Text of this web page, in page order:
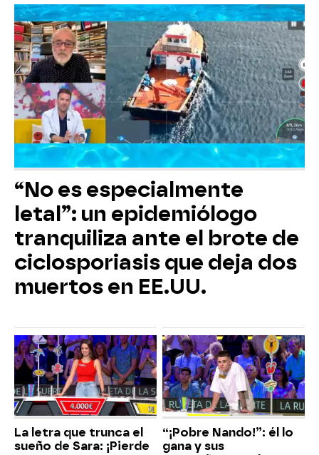
“No es especialmente
letal”: un epidemiólogo
tranquiliza ante el brote de
ciclosporiasis que deja dos
muertos en EE.UU.
La letra que trunca el
sueño de Sara: ¡Pierde
“¡Pobre Nando!”: él lo
gana y sus